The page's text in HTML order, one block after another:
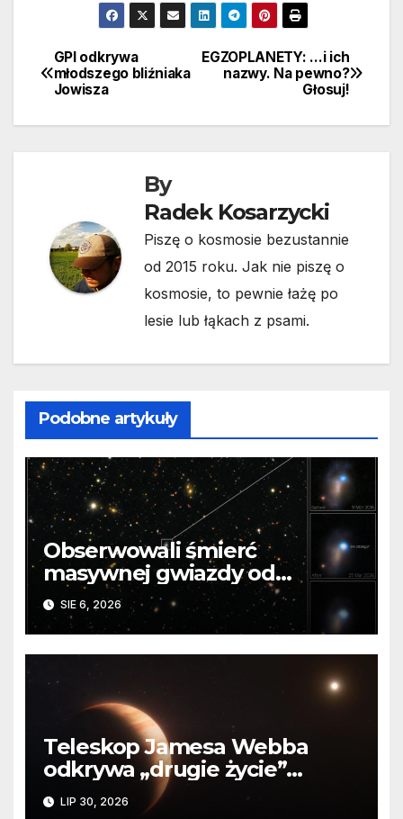
Nawigacja
wpisu
EGZOPLANETY: …i ich
nazwy. Na pewno?
Głosuj!
GPI odkrywa
młodszego bliźniaka
Jowisza
By
Radek Kosarzycki
Piszę o kosmosie bezustannie
od 2015 roku. Jak nie piszę o
kosmosie, to pewnie łażę po
lesie lub łąkach z psami.
Podobne artykuły
Obserwowali śmierć
masywnej gwiazdy od
samego początku. Niezwykle
cenne dane
SIE 6, 2026
Teleskop Jamesa Webba
odkrywa „drugie życie”
planety krążącej wokół
LIP 30, 2026